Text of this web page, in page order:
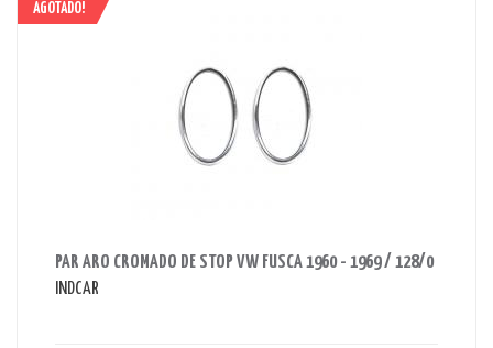
AGOTADO!
PAR ARO CROMADO DE STOP VW FUSCA 1960 - 1969 / 128/0
INDCAR